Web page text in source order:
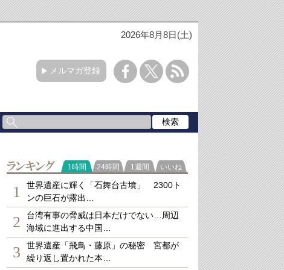
2026年8月8日(土)
メルマガ登録
ランキング
1時間 24時間 1週間 いいね
1
世界遺産に輝く「石舞台古墳」 2300ト
ンの巨石が露出…
2
台湾有事の脅威は日本だけでない…周辺
海域に進出する中国…
3
世界遺産「飛鳥・藤原」の秘密 宮都が
繰り返し置かれた本…